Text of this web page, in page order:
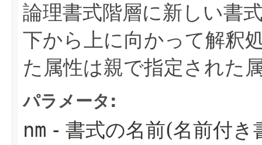
論理書式階層に新しい書
下から上に向かって解釈
た属性は親で指定された
パラメータ:
nm - 書式の名前(名前付